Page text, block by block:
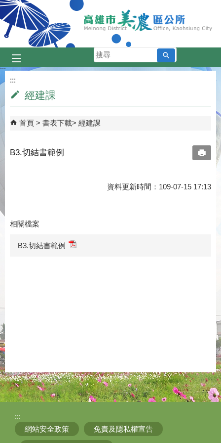
跳到主要內容區塊
搜
尋
:::
:::
經建課
首頁 書表下載 經建課
B3.切結書範例
資料更新時間：109-07-15 17:13
相關檔案
B3.切結書範例
:::
網站安全政策
免責及隱私權宣告